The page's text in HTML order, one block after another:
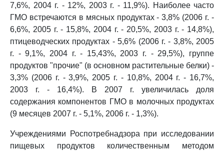
7,6%, 2004 г. - 12%, 2003 г. - 11,9%). Наиболее часто
ГМО встречаются в мясных продуктах - 3,8% (2006 г. -
6,6%, 2005 г. - 15,8%, 2004 г. - 20,5%, 2003 г. - 14,8%),
птицеводческих продуктах - 5,6% (2006 г. - 3,8%, 2005
г. - 9,1%, 2004 г. - 15,43%, 2003 г. - 29,5%), группе
продуктов "прочие" (в основном растительные белки) -
3,3% (2006 г. - 3,9%, 2005 г. - 10,8%, 2004 г. - 16,7%,
2003 г. - 16,4%). В 2007 г. увеличилась доля
содержания компонентов ГМО в молочных продуктах
(9 месяцев 2007 г. - 5,1%, 2006 г. - 1,3%).
Учреждениями Роспотребнадзора при исследовании
пищевых продуктов количественным методом